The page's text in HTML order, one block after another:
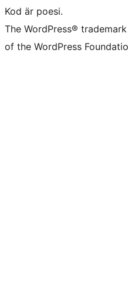
Kod är poesi.
The WordPress®
of the WordPress